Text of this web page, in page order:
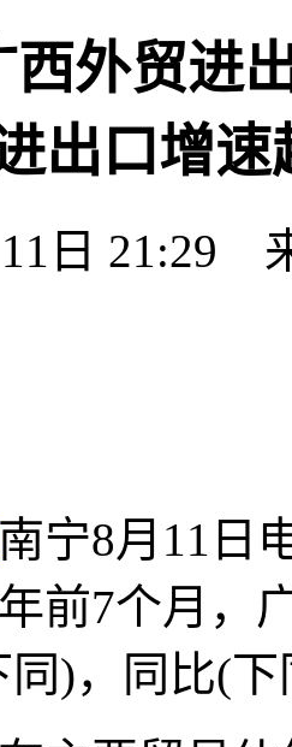
西外贸进
出口增速
11日 21:29
南宁8月11日
前7个月，
)，同比(下